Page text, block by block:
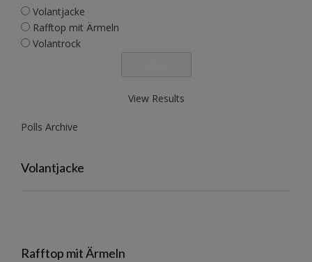
Volantjacke
Rafftop mit Ärmeln
Volantrock
View Results
Polls Archive
Volantjacke
Rafftop mit Ärmeln